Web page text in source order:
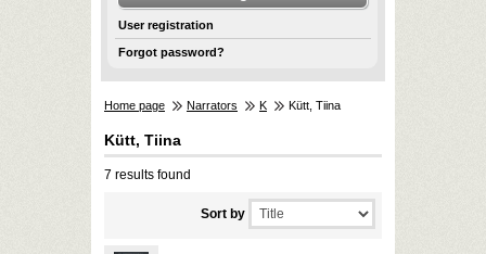
User registration
Forgot password?
Home page Narrators K Kütt, Tiina
Kütt, Tiina
7 results found
Sort by